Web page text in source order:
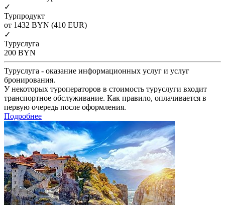
✓
Турпродукт
от 1432 BYN (410 EUR)
✓
Туруслуга
200 BYN
Туруслуга - оказание информационных услуг и услуг
бронирования.
У некоторых туроператоров в стоимость туруслуги входит
транспортное обслуживание. Как правило, оплачивается в
первую очередь после оформления.
Подробнее